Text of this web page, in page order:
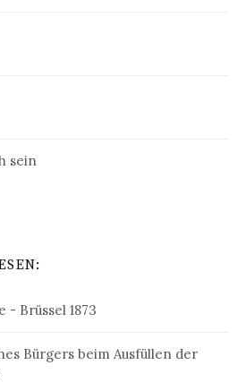
sein
- Brüssel 1873
Bürgers beim Ausfüllen der